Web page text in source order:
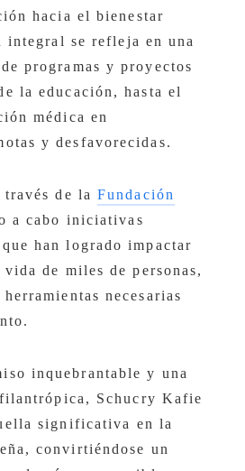
hacia el bienestar
se refleja en una
programas y proyectos
la educación, hasta el
médica en
y desfavorecidas.
través de laFundación
a cabo iniciativas
han logrado impactar
de miles de personas,
necesarias
inquebrantable y una
Schucry Kafie
significativa en la
convirtiéndose un